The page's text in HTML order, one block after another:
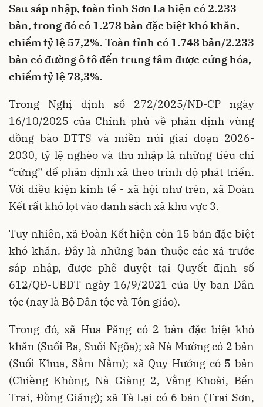
Sau sáp nhập, toàn tỉnh Sơn La hiện có 2.233
bản, trong đó có 1.278 bản đặc biệt khó khăn,
chiếm tỷ lệ 57,2%. Toàn tỉnh có 1.748 bản/2.233
bản có đường ô tô đến trung tâm được cứng hóa,
chiếm tỷ lệ 78,3%.
Trong Nghị định số 272/2025/NĐ-CP ngày
16/10/2025 của Chính phủ về phân định vùng
đồng bào DTTS và miền núi giai đoạn 2026-
2030, tỷ lệ nghèo và thu nhập là những tiêu chí
“cứng” để phân định xã theo trình độ phát triển.
Với điều kiện kinh tế - xã hội như trên, xã Đoàn
Kết rất khó lọt vào danh sách xã khu vực 3.
Tuy nhiên, xã Đoàn Kết hiện còn 15 bản đặc biệt
khó khăn. Đây là những bản thuộc các xã trước
sáp nhập, được phê duyệt tại Quyết định số
612/QĐ-UBDT ngày 16/9/2021 của Ủy ban Dân
tộc (nay là Bộ Dân tộc và Tôn giáo).
Trong đó, xã Hua Păng có 2 bản đặc biệt khó
khăn (Suối Ba, Suối Ngõa); xã Nà Mường có 2 bản
(Suối Khua, Sằm Nằm); xã Quy Hướng có 5 bản
(Chiềng Khòng, Nà Giàng 2, Vằng Khoài, Bến
Trai, Đồng Giăng); xã Tà Lại có 6 bản (Trai Sơn,